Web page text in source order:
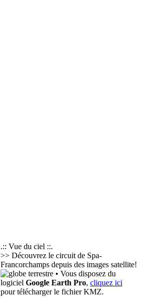
.:: Vue du ciel ::.
>> Découvrez le circuit de Spa-
Francorchamps depuis des images satellite!
• Vous disposez du
logiciel Google Earth Pro, cliquez ici
pour télécharger le fichier KMZ.